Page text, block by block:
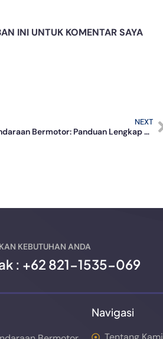
INI UNTUK KOMENTAR SAYA
NEXT
Asuransi Kendaraan Bermotor: Panduan Lengkap untuk Perlindungan Optimal
KEBUTUHAN ANDA
: +62 821-1535-069
Navigasi